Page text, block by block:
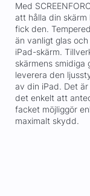
Med
att hålla din
fick den.
än vanligt glas
iPad-skärm.
skärmens
leverera den
av din iPad. Det
det enkelt att
facket möjliggör
maximalt skydd.